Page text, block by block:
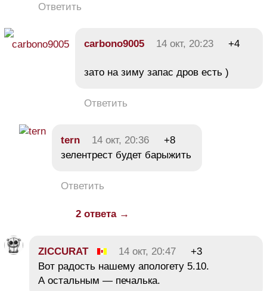
Ответить
carbono9005 14 окт, 20:23 +4
зато на зиму запас дров есть )
Ответить
tern 14 окт, 20:36
+8
зелентрест будет барыжить
Ответить
2 ответа →
ZICCURAT 14 окт, 20:47
+3
Вот радость нашему апологету 5.10.
А остальным — печалька.